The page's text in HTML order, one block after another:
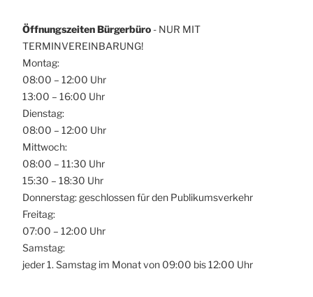
Öffnungszeiten Bürgerbüro - NUR MIT
TERMINVEREINBARUNG!
Montag:
08:00 – 12:00 Uhr
13:00 – 16:00 Uhr
Dienstag:
08:00 – 12:00 Uhr
Mittwoch:
08:00 – 11:30 Uhr
15:30 – 18:30 Uhr
Donnerstag: geschlossen für den Publikumsverkehr
Freitag:
07:00 – 12:00 Uhr
Samstag:
jeder 1. Samstag im Monat von 09:00 bis 12:00 Uhr